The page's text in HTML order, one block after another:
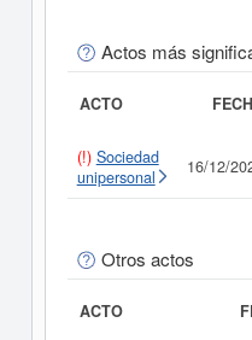
Actos más
ACTO
(!) Sociedad
unipersonal
16/12/
Otros actos
ACTO